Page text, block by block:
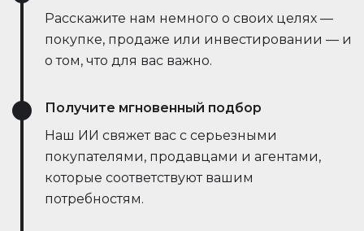
Расскажите нам немного о своих целях —
покупке, продаже или инвестировании — и
о том, что для вас важно.
Получите мгновенный подбор
Наш ИИ свяжет вас с серьезными
покупателями, продавцами и агентами,
которые соответствуют вашим
потребностям.